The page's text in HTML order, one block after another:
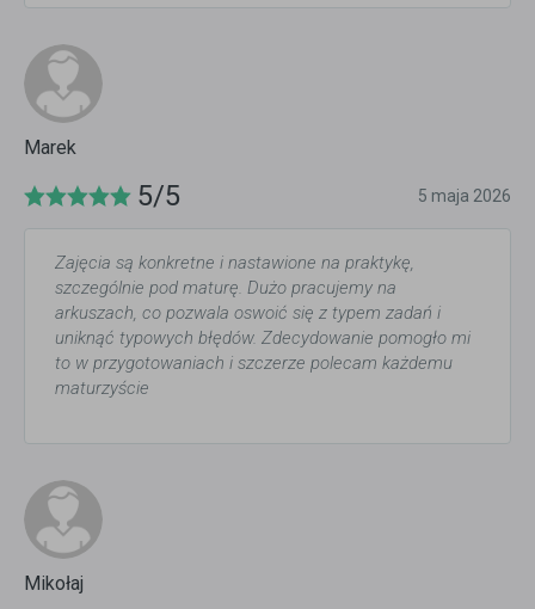
Marek
5/5 5 maja 2026
Zajęcia są konkretne i nastawione na praktykę,
szczególnie pod maturę. Dużo pracujemy na
arkuszach, co pozwala oswoić się z typem zadań i
uniknąć typowych błędów. Zdecydowanie pomogło mi
to w przygotowaniach i szczerze polecam każdemu
maturzyście
Mikołaj